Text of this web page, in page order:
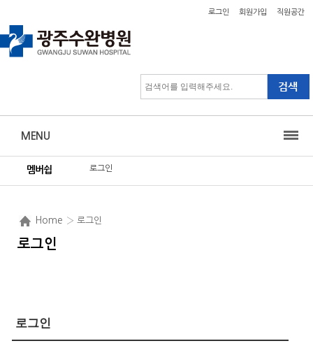
로그인 회원가입 직원공간
MENU
멤버쉽 로그인
Home › 로그인
로그인
로그인